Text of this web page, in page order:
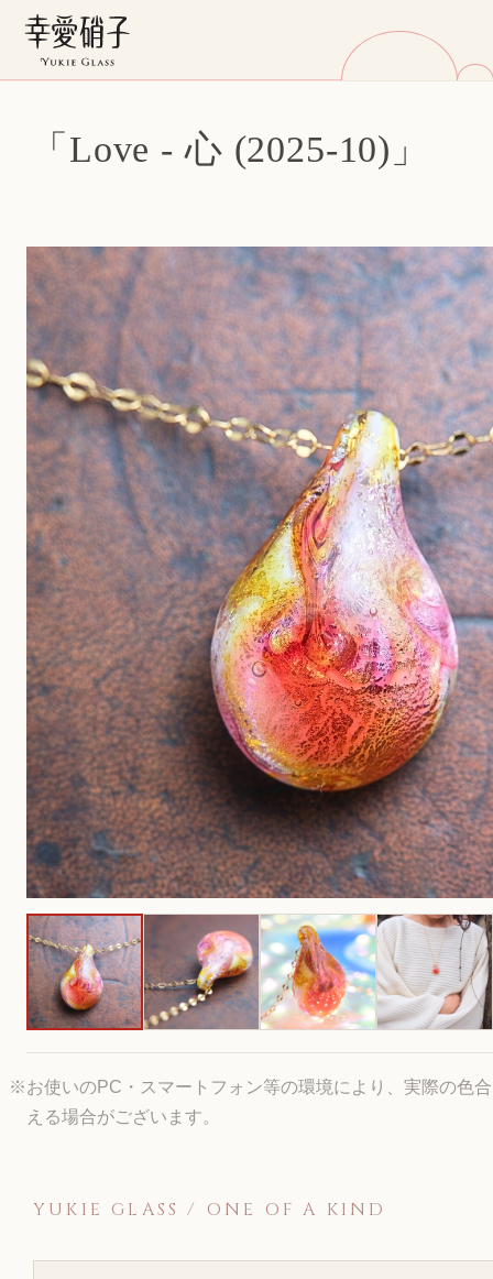
「Love - 心 (2025-10)」
※お使いのPC・スマートフォン等の環境により、実際の色
える場合がございます。
YUKIE GLASS / ONE OF A KIND